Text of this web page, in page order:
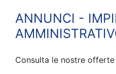
ANNUNCI -
Consulta le nostre